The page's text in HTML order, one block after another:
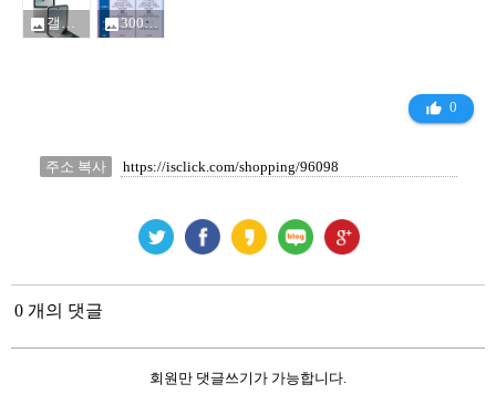
photo 갤럭시 Z플립6 자급제_16311456.jpg photo300167766056882-9cd6f404-48e1-4e3e-893f-025f8415170e_16311944.jpg
thumb_up_alt 0
주소 복사
0 개의 댓글
회원만 댓글쓰기가 가능합니다.